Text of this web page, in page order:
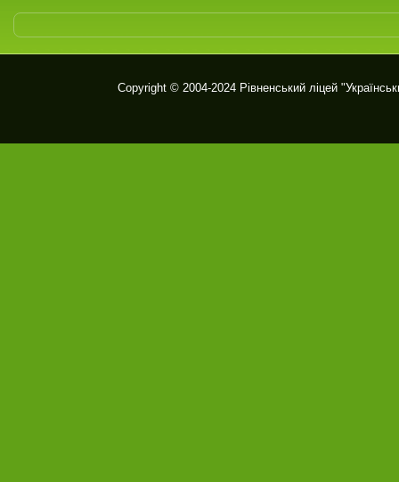
Copyright © 2004-2024 Рівненський ліцей